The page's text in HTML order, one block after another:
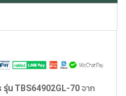
รุ่น TBS64902GL-70จาก